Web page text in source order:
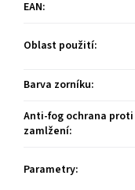
EAN:
Oblast použití:
Barva zorníku:
Anti-fog ochrana proti
zamlžení:
Parametry: